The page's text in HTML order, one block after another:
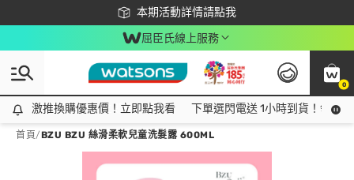
本期活動詳情請點我
下載app最高回饋$350
屈臣氏線上服務
0
激推換購優惠價！立即點我看
激推換購優惠價！立即點我看 下單選閃電送 1小時到貨！領神
首頁/BZU BZU 絲滑柔軟兒童洗髮露 600ML